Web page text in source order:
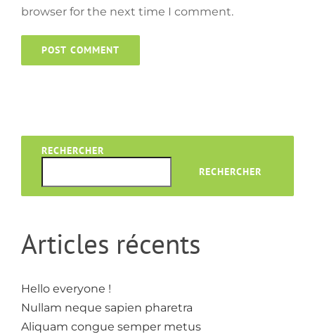
browser for the next time I comment.
RECHERCHER
RECHERCHER
Articles récents
Hello everyone !
Nullam neque sapien pharetra
Aliquam congue semper metus